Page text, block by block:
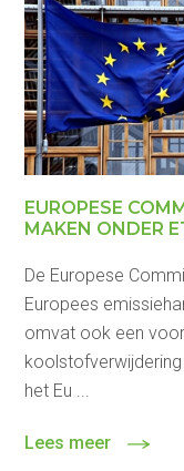
EUROPESE
MAKEN ONDER
De Europese
Europees
omvat ook een
het Eu ...
Lees meer